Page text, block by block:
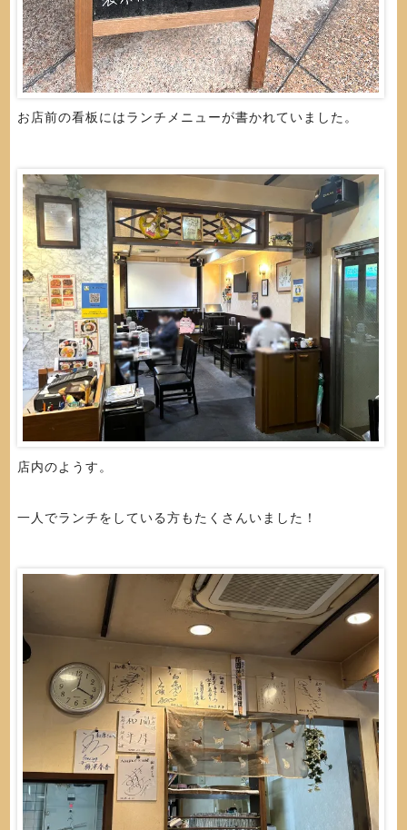
お店前の看板にはランチメニューが書かれていました。
店内のようす。
一人でランチをしている方もたくさんいました！